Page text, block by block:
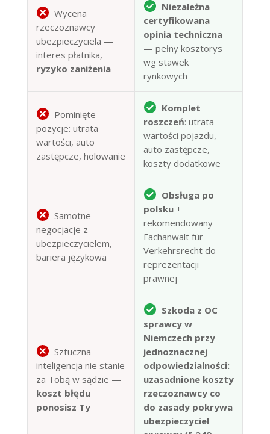
Wycena
rzeczoznawcy
ubezpieczyciela —
interes płatnika,
ryzyko zaniżenia
Niezależna
certyfikowana
opinia techniczna
— pełny kosztorys
wg stawek
rynkowych
Pominięte
pozycje: utrata
wartości, auto
zastępcze, holowanie
Komplet
roszczeń: utrata
wartości pojazdu,
auto zastępcze,
koszty dodatkowe
Samotne
negocjacje z
ubezpieczycielem,
bariera językowa
Obsługa po
polsku+
rekomendowany
Fachanwalt für
Verkehrsrecht do
reprezentacji
prawnej
Sztuczna
inteligencja nie stanie
za Tobą w sądzie —
koszt błędu
ponosisz Ty
Szkoda z OC
sprawcy w
Niemczech przy
jednoznacznej
odpowiedzialności:
uzasadnione koszty
rzeczoznawcy co
do zasady pokrywa
ubezpieczyciel